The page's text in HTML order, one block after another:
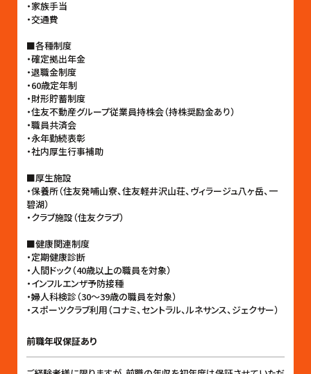
・家族手当
・交通費
■各種制度
・確定拠出年金
・退職金制度
・60歳定年制
・財形貯蓄制度
・住友不動産グループ従業員持株会（持株奨励金あり）
・職員共済会
・永年勤続表彰
・社内厚生行事補助
■厚生施設
・保養所（住友発哺山寮、住友軽井沢山荘、ヴィラージュ八ヶ岳、一
碧湖）
・クラブ施設（住友クラブ）
■健康関連制度
・定期健康診断
・人間ドック（40歳以上の職員を対象）
・インフルエンザ予防接種
・婦人科検診（30〜39歳の職員を対象）
・スポーツクラブ利用（コナミ、セントラル、ルネサンス、ジェクサー）
前職年収保証あり